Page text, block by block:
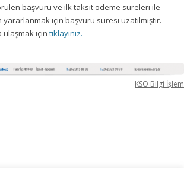
başvuru ve ilk taksit ödeme süreleri ile
için başvuru süresi uzatılmıştır.
ulaşmak için tıklayınız.
KSO Bilgi İşlem